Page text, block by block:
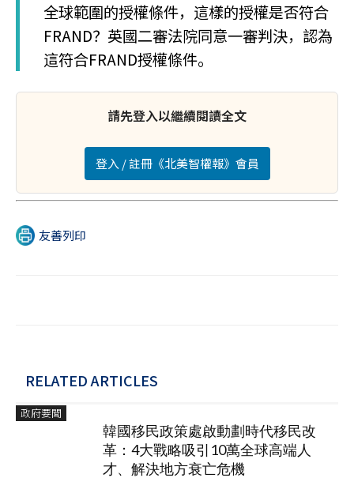
全球範圍的授權條件，這樣的授權是否符合
FRAND？英國二審法院同意一審判決，認為
這符合FRAND授權條件。
請先登入以繼續閱讀全文
登入 / 註冊《北美智權報》會員
友善列印
RELATED ARTICLES
政府要聞
韓國移民政策處啟動劃時代移民改
革：4大戰略吸引10萬全球高端人
才、解決地方衰亡危機